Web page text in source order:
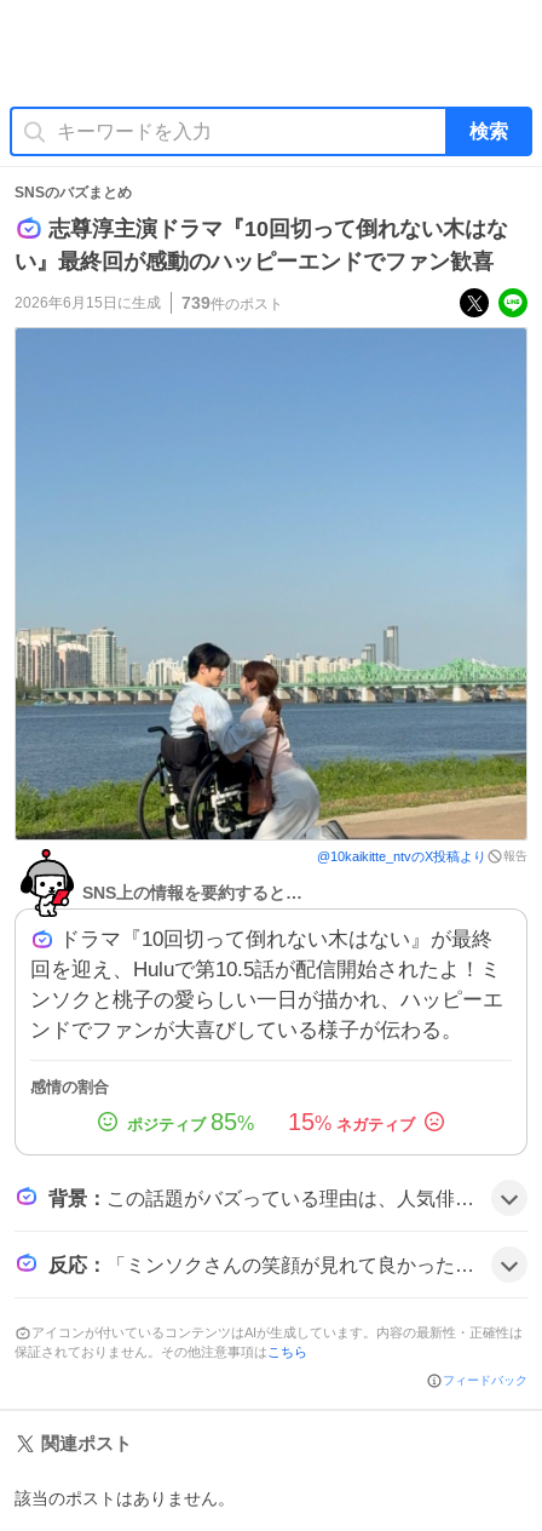
検索
SNSのバズまとめ
志尊淳主演ドラマ『10回切って倒れない木はな
い』最終回が感動のハッピーエンドでファン歓喜
2026年6月15日 に生成 739件のポスト
@10kaikitte_ntvのX投稿より 報告
SNS上の情報を要約すると…
ドラマ『10回切って倒れない木はない』が最終
回を迎え、Huluで第10.5話が配信開始されたよ！ミ
ンソクと桃子の愛らしい一日が描かれ、ハッピーエ
ンドでファンが大喜びしている様子が伝わる。
感情の割合
85% 15%
背景 ： この話題がバズっている理由は、人気俳優志尊淳と仁村紗和が主演する日曜劇場のラブストーリーが最終回を迎え、Hulu限定の特別エピソードが配信されたことが視聴者の期待感を高め、感動的な結末と“謎の記念日”という新要素が話題を呼んだためとみられる。
反応 ： 「ミンソクさんの笑顔が見れて良かった😭」や「ハッピーエンド💕」といった感想が多数寄せられ、「最後はとても幸せな気持ちになった」と喜びの声が広がる様子がうかがえる。
アイコンが付いているコンテンツはAIが生成しています。内容の最新性・正確性は
保証されておりません。その他注意事項は こちら
フィードバック
関連ポスト
該当のポストはありません。